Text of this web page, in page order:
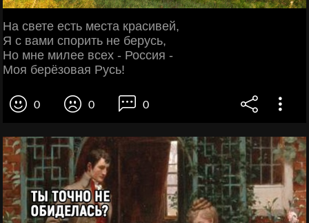
На свете есть места красивей,
Я с вами спорить не берусь,
Но мне милее всех - Россия -
Моя берёзовая Русь!
0 0 0